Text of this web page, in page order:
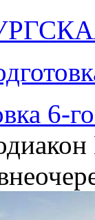
6-